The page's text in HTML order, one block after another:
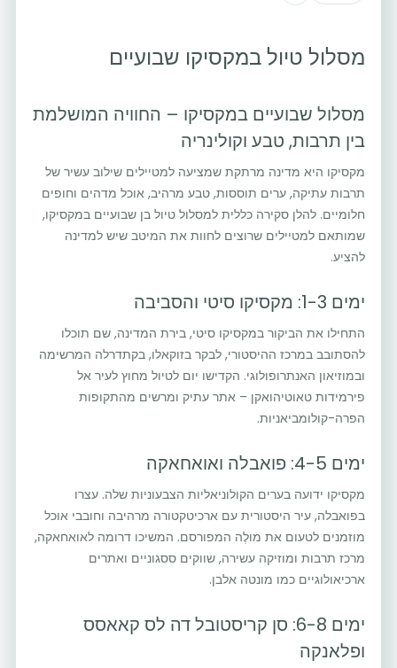
מסלול טיול במקסיקו שבועיים
מסלול שבועיים במקסיקו – החוויה המושלמת
בין תרבות, טבע וקולינריה
מקסיקו היא מדינה מרתקת שמציעה למטיילים שילוב עשיר של
תרבות עתיקה, ערים תוססות, טבע מרהיב, אוכל מדהים וחופים
חלומיים. להלן סקירה כללית למסלול טיול בן שבועיים במקסיקו,
שמותאם למטיילים שרוצים לחוות את המיטב שיש למדינה
להציע.
ימים 1-3: מקסיקו סיטי והסביבה
התחילו את הביקור במקסיקו סיטי, בירת המדינה, שם תוכלו
להסתובב במרכז ההיסטורי, לבקר בזוקאלו, בקתדרלה המרשימה
ובמוזיאון האנתרופולוגי. הקדישו יום לטיול מחוץ לעיר אל
פירמידות טאוטיהואקן – אתר עתיק ומרשים מהתקופות
הפרה-קולומביאניות.
ימים 4-5: פואבלה ואואחאקה
מקסיקו ידועה בערים הקולוניאליות הצבעוניות שלה. עצרו
בפואבלה, עיר היסטורית עם ארכיטקטורה מרהיבה וחובבי אוכל
מוזמנים לטעום את מולֶה המפורסם. המשיכו דרומה לאואחאקה,
מרכז תרבות ומוזיקה עשירה, שווקים ססגוניים ואתרים
ארכיאולוגיים כמו מונטה אלבן.
ימים 6-8: סן קריסטובל דה לס קאאסס
ופלאנקה